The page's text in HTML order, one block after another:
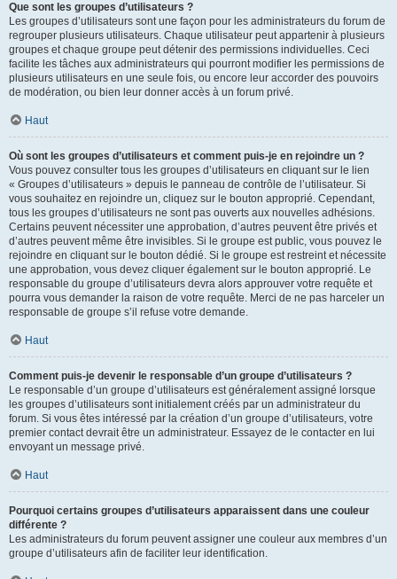
Que sont les groupes d’utilisateurs ?
Les groupes d’utilisateurs sont une façon pour les administrateurs du forum de
regrouper plusieurs utilisateurs. Chaque utilisateur peut appartenir à plusieurs
groupes et chaque groupe peut détenir des permissions individuelles. Ceci
facilite les tâches aux administrateurs qui pourront modifier les permissions de
plusieurs utilisateurs en une seule fois, ou encore leur accorder des pouvoirs
de modération, ou bien leur donner accès à un forum privé.
Haut
Où sont les groupes d’utilisateurs et comment puis-je en rejoindre un ?
Vous pouvez consulter tous les groupes d’utilisateurs en cliquant sur le lien
« Groupes d’utilisateurs » depuis le panneau de contrôle de l’utilisateur. Si
vous souhaitez en rejoindre un, cliquez sur le bouton approprié. Cependant,
tous les groupes d’utilisateurs ne sont pas ouverts aux nouvelles adhésions.
Certains peuvent nécessiter une approbation, d’autres peuvent être privés et
d’autres peuvent même être invisibles. Si le groupe est public, vous pouvez le
rejoindre en cliquant sur le bouton dédié. Si le groupe est restreint et nécessite
une approbation, vous devez cliquer également sur le bouton approprié. Le
responsable du groupe d’utilisateurs devra alors approuver votre requête et
pourra vous demander la raison de votre requête. Merci de ne pas harceler un
responsable de groupe s’il refuse votre demande.
Haut
Comment puis-je devenir le responsable d’un groupe d’utilisateurs ?
Le responsable d’un groupe d’utilisateurs est généralement assigné lorsque
les groupes d’utilisateurs sont initialement créés par un administrateur du
forum. Si vous êtes intéressé par la création d’un groupe d’utilisateurs, votre
premier contact devrait être un administrateur. Essayez de le contacter en lui
envoyant un message privé.
Haut
Pourquoi certains groupes d’utilisateurs apparaissent dans une couleur
différente ?
Les administrateurs du forum peuvent assigner une couleur aux membres d’un
groupe d’utilisateurs afin de faciliter leur identification.